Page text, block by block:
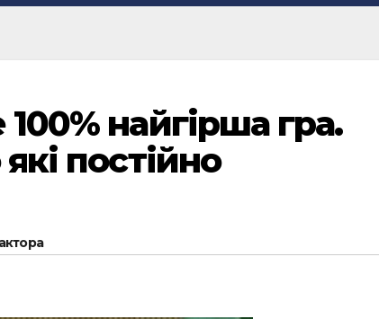
найгірша гра.
постійно